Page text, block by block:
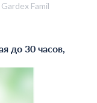
Family от
до 30 часов,